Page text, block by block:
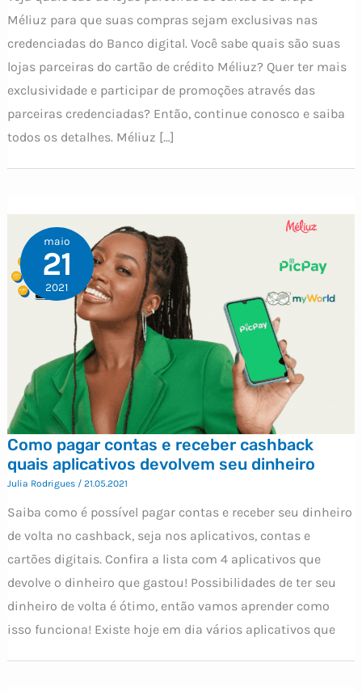
Méliuz para que suas compras sejam exclusivas nas
credenciadas do Banco digital. Você sabe quais são suas
lojas parceiras do cartão de crédito Méliuz? Quer ter mais
exclusividade e participar de promoções através das
parceiras credenciadas? Então, continue conosco e saiba
todos os detalhes. Méliuz […]
maio
21
2021
Como pagar contas e receber cashback
quais aplicativos devolvem seu dinheiro
Julia Rodrigues / 21.05.2021
Saiba como é possível pagar contas e receber seu dinheiro
de volta no cashback, seja nos aplicativos, contas e
cartões digitais. Confira a lista com 4 aplicativos que
devolve o dinheiro que gastou! Possibilidades de ter seu
dinheiro de volta é ótimo, então vamos aprender como
isso funciona! Existe hoje em dia vários aplicativos que